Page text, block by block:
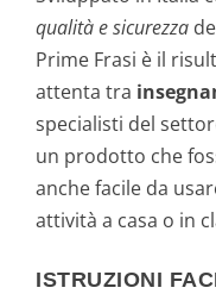
qualità e sicurezza
Prime Frasi è il
attenta tra
specialisti del
un prodotto che
anche facile da
attività a casa o in
ISTRUZIONI